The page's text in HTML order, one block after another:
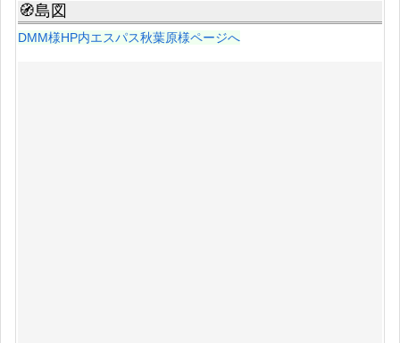
🧭島図
DMM様HP内エスパス秋葉原様ページへ